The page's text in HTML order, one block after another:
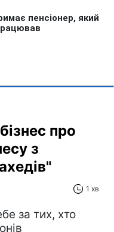
про
з
1 хв
за тих, хто